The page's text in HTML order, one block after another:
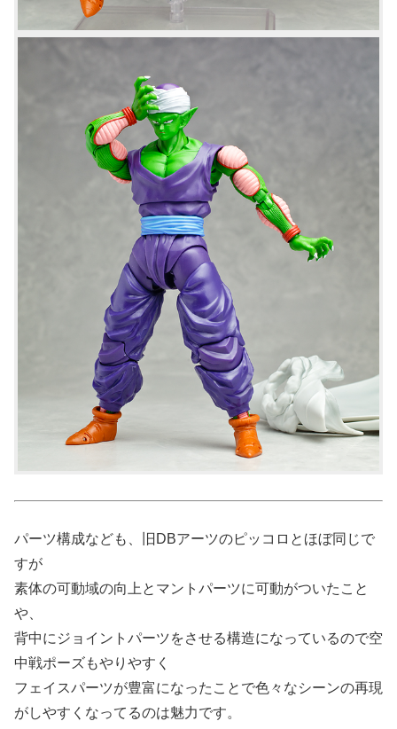
パーツ構成なども、旧DBアーツのピッコロとほぼ同じで
すが
素体の可動域の向上とマントパーツに可動がついたこと
や、
背中にジョイントパーツをさせる構造になっているので空
中戦ポーズもやりやすく
フェイスパーツが豊富になったことで色々なシーンの再現
がしやすくなってるのは魅力です。